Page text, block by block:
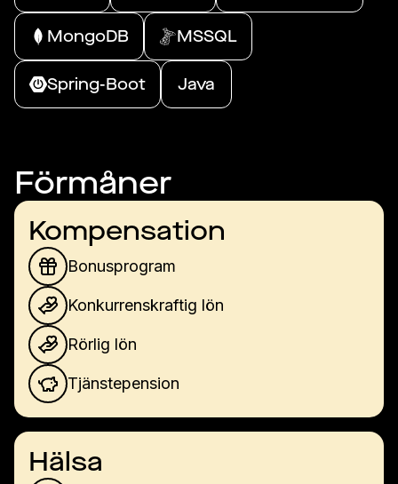
MongoDB MSSQL
Spring-Boot Java
Förmåner
Kompensation
Bonusprogram
Konkurrenskraftig lön
Rörlig lön
Tjänstepension
Hälsa